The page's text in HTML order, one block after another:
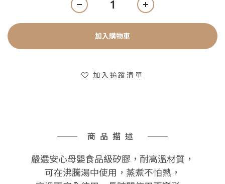
加入購物車
加入追蹤清單
商品描述
嚴選安心母嬰食品級矽膠，耐高溫材質，
可在沸騰湯中使用，蒸煮不怕熱，